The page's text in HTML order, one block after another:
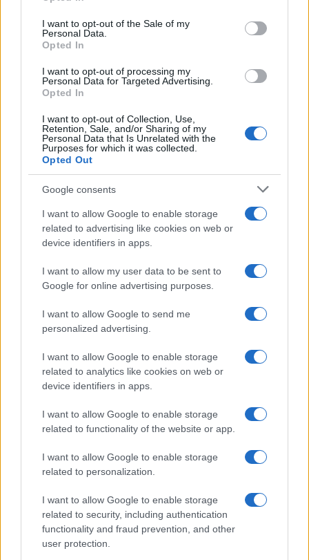
use your data for below specified purposes in below Google
consent section.
I want to opt-out of the Sale of my
Personal Data.
Opted In
I want to opt-out of processing my
Personal Data for Targeted Advertising.
Opted In
I want to opt-out of Collection, Use,
Retention, Sale, and/or Sharing of my
Personal Data that Is Unrelated with the
Purposes for which it was collected.
Opted Out
Google consents
I want to allow Google to enable storage
related to advertising like cookies on web or
device identifiers in apps.
I want to allow my user data to be sent to
Google for online advertising purposes.
I want to allow Google to send me
personalized advertising.
I want to allow Google to enable storage
related to analytics like cookies on web or
device identifiers in apps.
I want to allow Google to enable storage
related to functionality of the website or app.
I want to allow Google to enable storage
related to personalization.
I want to allow Google to enable storage
related to security, including authentication
functionality and fraud prevention, and other
user protection.
O Metadium é uma inovação em blockchain que tem como
alvo um grande problema no crescente mundo
digital. conhecemos muitos ecommerce, compras, mídia e
milhões de usuários estão em risco. Metadium com
solução que implementa ecossistema descentralizado,
onde apenas o proprietário terá acesso total e direitos de
gerenciamento juntamente com nenhum envolvimento de
terceiros. No momento em que está escrito, o Metadium
entra no top 200 dos maiores criptográficos, como sua
comunidade trabalhando duro para criar vários projetos
úteis que resolvem o problema de segurança e
armazenamento de dados.
Giorgia Stromeo